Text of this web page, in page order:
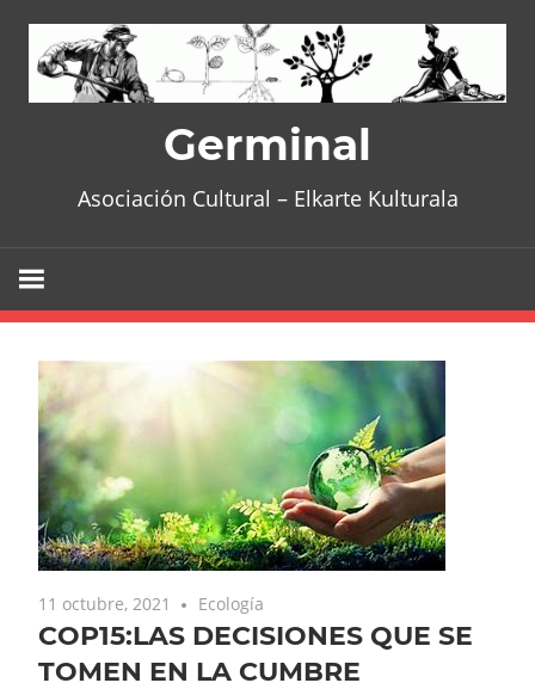
content
Germinal
Asociación Cultural – Elkarte Kulturala
11 octubre, 2021 Ecología
COP15:LAS DECISIONES QUE SE
TOMEN EN LA CUMBRE